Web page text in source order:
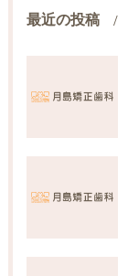
最近の投稿